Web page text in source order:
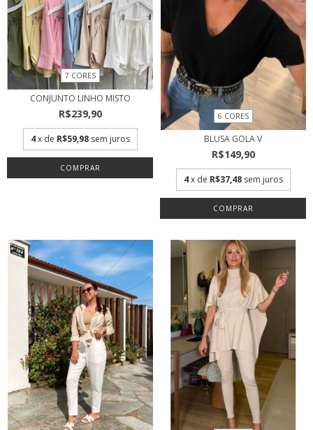
7 CORES
CONJUNTO LINHO MISTO
R$239,90
4 x de R$59,98 sem juros
COMPRAR
6 CORES
BLUSA GOLA V
R$149,90
4 x de R$37,48 sem juros
COMPRAR